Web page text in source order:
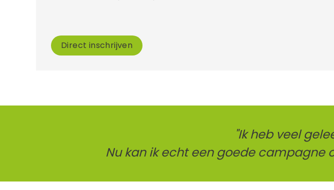
Direct inschrijven
"Ik heb veel
Nu kan ik echt een goede campagne